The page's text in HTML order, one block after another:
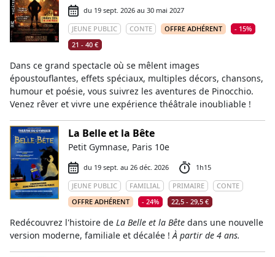
du 19 sept. 2026 au 30 mai 2027
JEUNE PUBLIC
CONTE OFFRE ADHÉRENT
- 15%
21 - 40 €
Dans ce grand spectacle où se mêlent images
époustouflantes, effets spéciaux, multiples décors, chansons,
humour et poésie, vous suivrez les aventures de Pinocchio.
Venez rêver et vivre une expérience théâtrale inoubliable !
La Belle et la Bête
Petit Gymnase, Paris 10e
du 19 sept. au 26 déc. 2026
1h15
JEUNE PUBLIC
FAMILIAL PRIMAIRE
CONTE
OFFRE ADHÉRENT
- 24% 22,5 - 29,5 €
Redécouvrez l'histoire de La Belle et la Bête dans une nouvelle
version moderne, familiale et décalée !À partir de 4 ans.